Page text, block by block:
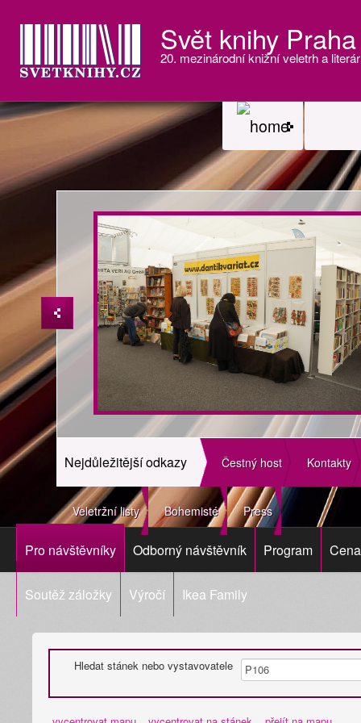
Svět knihy
20. mezinárodní knižní veletrh a
Nejdůležitější odkazy Čestný host Kontakty
Veletržní listy Bohemisté Press
Pro návštěvníky Odborný návštěvník Program
Soutěž záložky Výročí Ikea Family
Hledat stánek nebo vystavovatele